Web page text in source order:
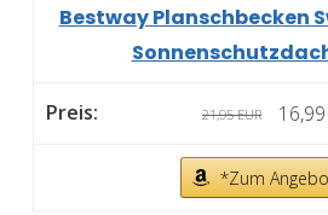
Bestway Planschbecken
21,95 EUR
*Zum